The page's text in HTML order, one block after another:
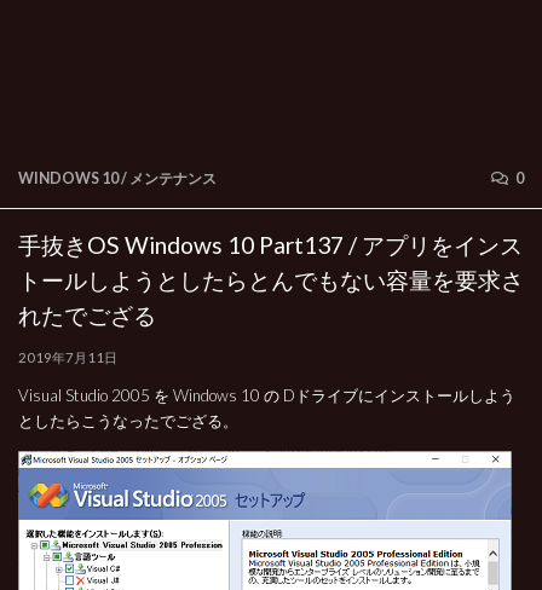
WINDOWS 10/ メンテナンス 0
手抜きOS Windows 10 Part137 / アプリをインス
トールしようとしたらとんでもない容量を要求さ
れたでござる
2019年7月11日
Visual Studio 2005 を Windows 10 の Dドライブにインストールしよう
としたらこうなったでござる。